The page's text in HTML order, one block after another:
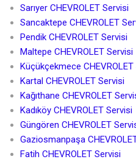
Sarıyer CHEVROLET Servisi
Sancaktepe CHEVROLET
Pendik CHEVROLET Servisi
Maltepe CHEVROLET Servisi
Küçükçekmece
Kartal CHEVROLET Servisi
Kağıthane CHEVROLET
Kadıköy CHEVROLET Servisi
Güngören CHEVROLET
Gaziosmanpaşa
Fatih CHEVROLET Servisi